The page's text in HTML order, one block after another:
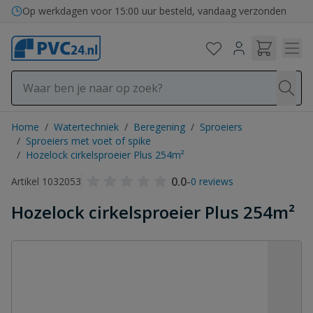
Ga naar de inhoud
Op werkdagen voor 15:00 uur besteld, vandaag verzonden
Home / Watertechniek / Beregening / Sproeiers
/ Sproeiers met voet of spike
/ Hozelock cirkelsproeier Plus 254m²
Artikel 1032053
0.0-0 reviews
Hozelock cirkelsproeier Plus 254m²